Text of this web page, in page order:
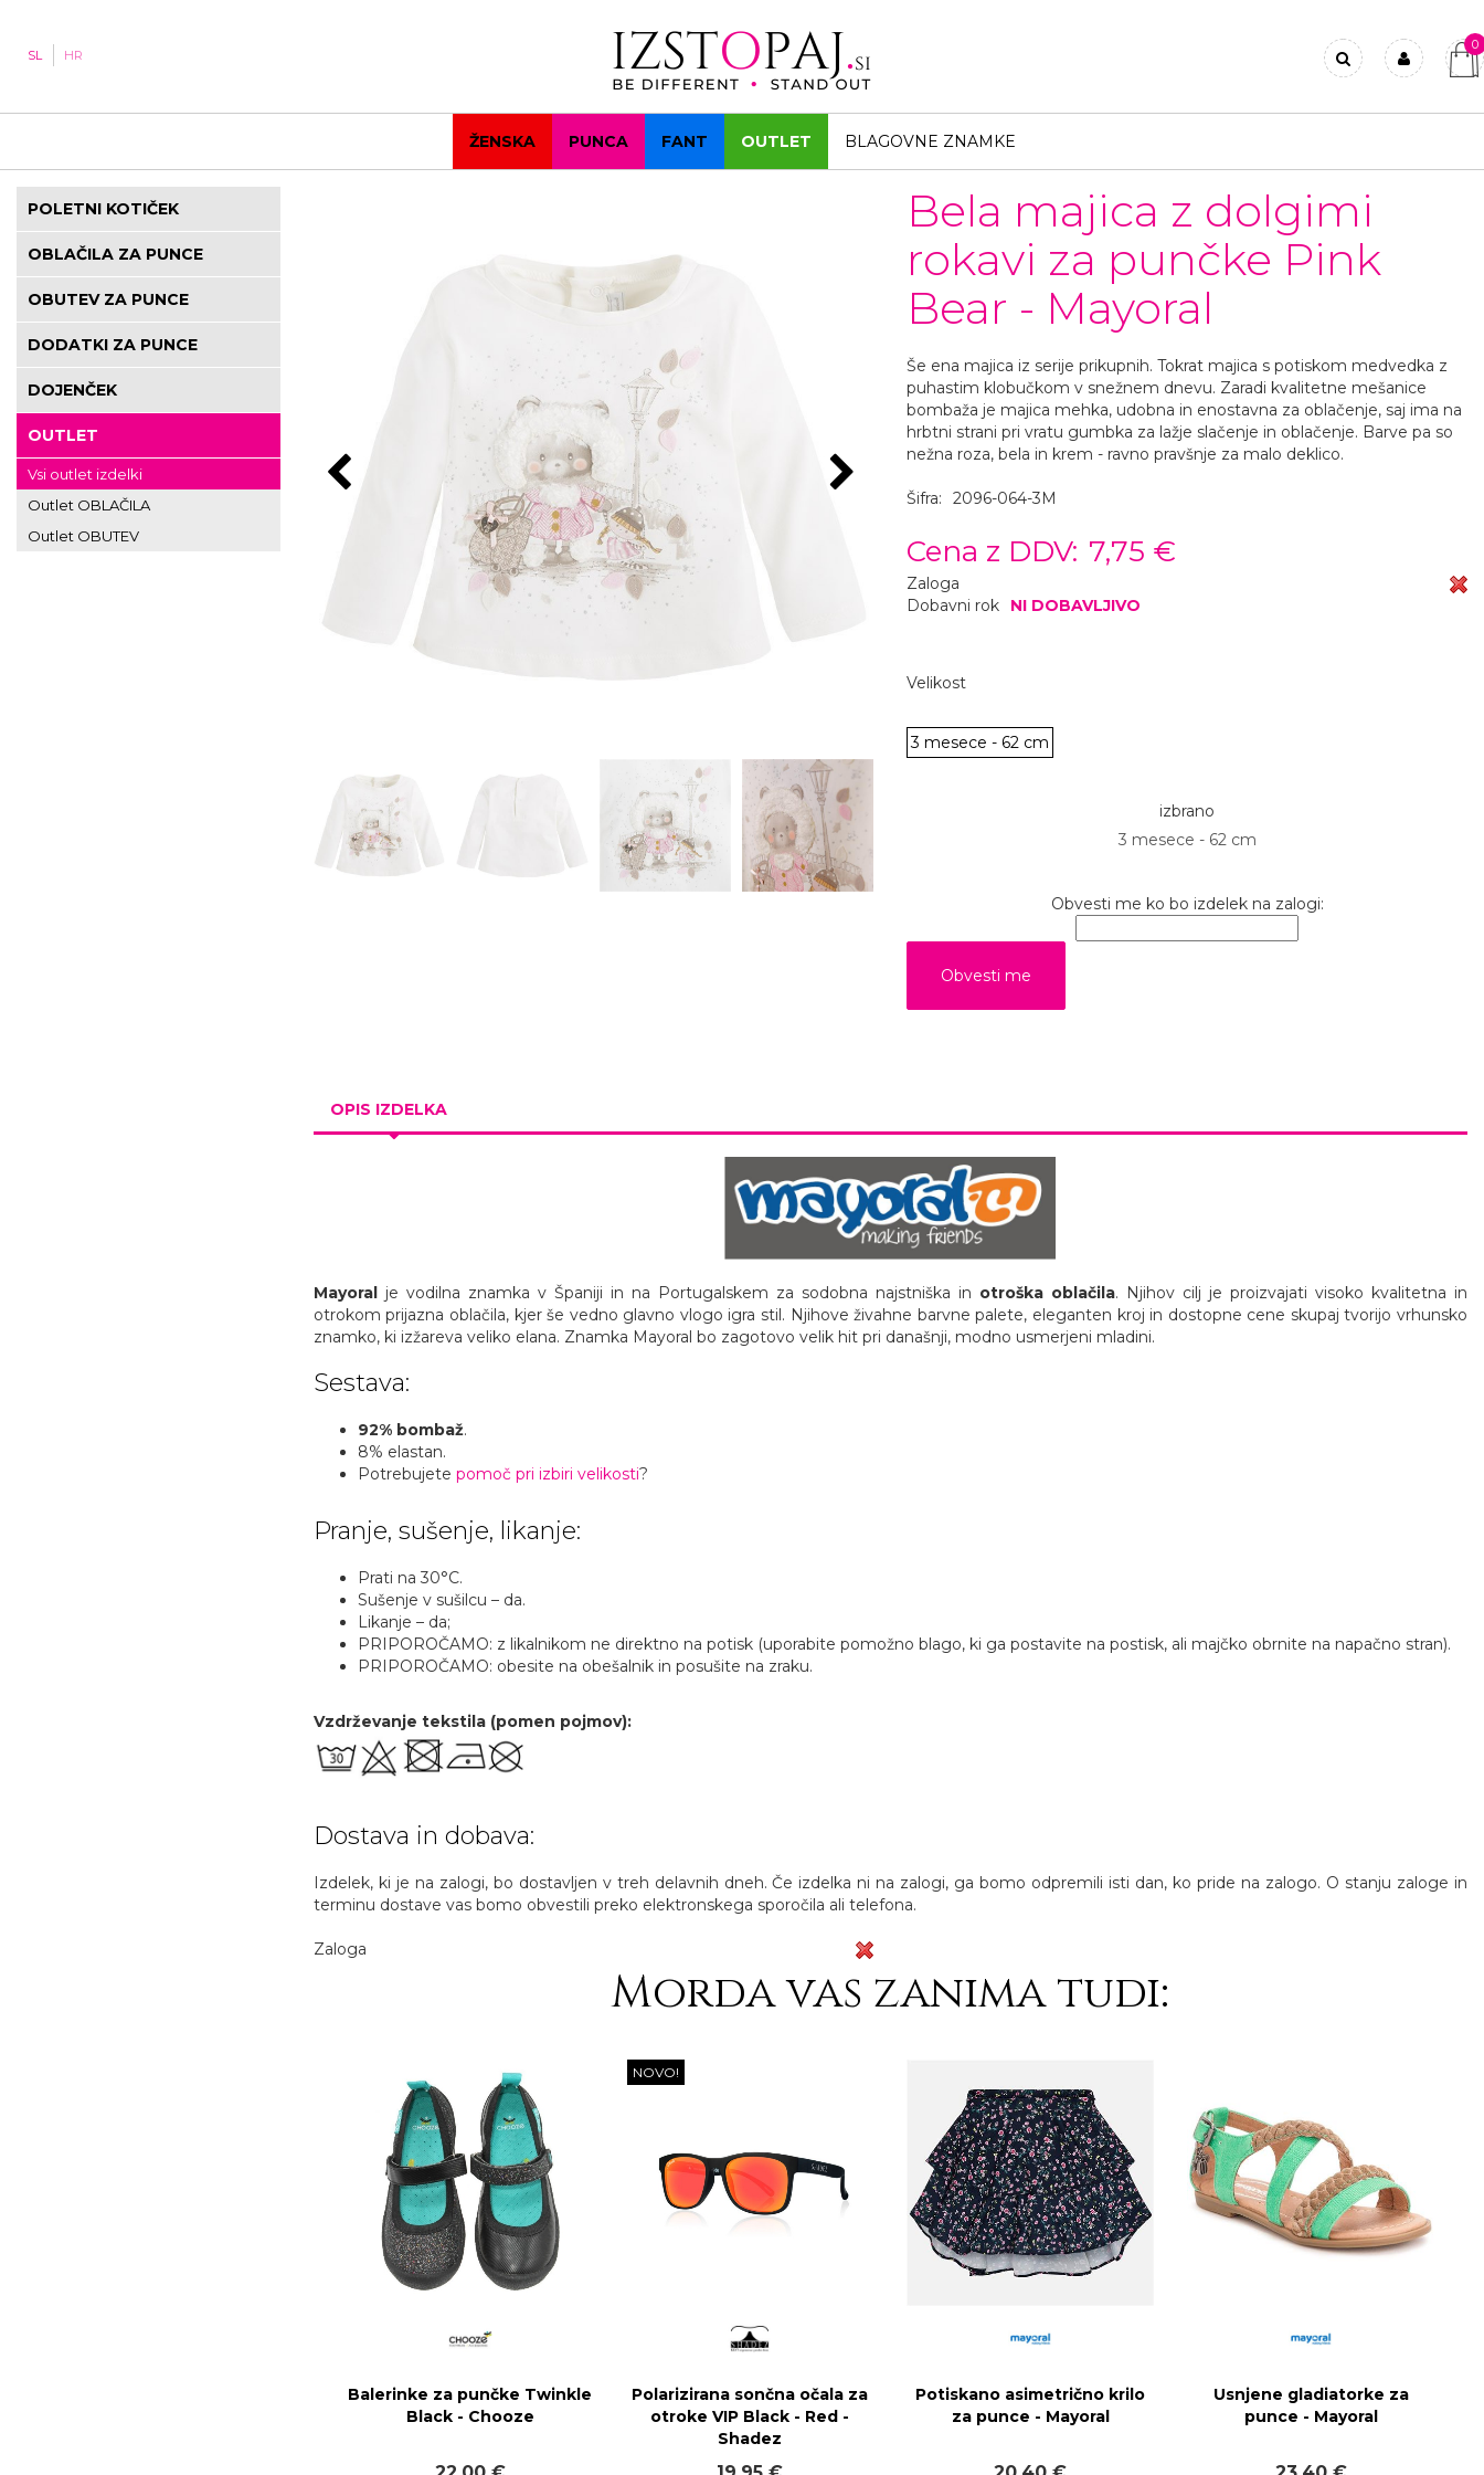
SL HR
0
ŽENSKA PUNCA FANT OUTLET BLAGOVNE ZNAMKE
POLETNI KOTIČEK
OBLAČILA ZA PUNCE
OBUTEV ZA PUNCE
DODATKI ZA PUNCE
DOJENČEK
OUTLET
Vsi outlet izdelki
Outlet OBLAČILA
Outlet OBUTEV
Bela majica z dolgimi
rokavi za punčke Pink
Bear - Mayoral
Še ena majica iz serije prikupnih. Tokrat majica s potiskom medvedka z
puhastim klobučkom v snežnem dnevu. Zaradi kvalitetne mešanice
bombaža je majica mehka, udobna in enostavna za oblačenje, saj ima na
hrbtni strani pri vratu gumbka za lažje slačenje in oblačenje. Barve pa so
nežna roza, bela in krem - ravno pravšnje za malo deklico.
Šifra: 2096-064-3M
Cena z DDV: 7,75 €
Zaloga
Dobavni rok
NI DOBAVLJIVO
Velikost
3 mesece - 62 cm
izbrano
3 mesece - 62 cm
Obvesti me ko bo izdelek na zalogi:
OPIS IZDELKA
Mayoralje vodilna znamka v Španiji in na Portugalskem za sodobna najstniška in otroška oblačila. Njihov cilj je proizvajati visoko kvalitetna in
otrokom prijazna oblačila, kjer še vedno glavno vlogo igra stil. Njihove živahne barvne palete, eleganten kroj in dostopne cene skupaj tvorijo vrhunsko
znamko, ki izžareva veliko elana. Znamka Mayoral bo zagotovo velik hit pri današnji, modno usmerjeni mladini.
Sestava:
92% bombaž.
8% elastan.
Potrebujete pomoč pri izbiri velikosti?
Pranje, sušenje, likanje:
Prati na 30°C.
Sušenje v sušilcu – da.
Likanje – da;
PRIPOROČAMO: z likalnikom ne direktno na potisk (uporabite pomožno blago, ki ga postavite na postisk, ali majčko obrnite na napačno stran).
PRIPOROČAMO: obesite na obešalnik in posušite na zraku.
Vzdrževanje tekstila (pomen pojmov):
Dostava in dobava:
Izdelek, ki je na zalogi, bo dostavljen v treh delavnih dneh. Če izdelka ni na zalogi, ga bomo odpremili isti dan, ko pride na zalogo. O stanju zaloge in
terminu dostave vas bomo obvestili preko elektronskega sporočila ali telefona.
Zaloga
Morda vas zanima tudi:
Balerinke za punčke Twinkle
Black - Chooze
NOVO!
Polarizirana sončna očala za
otroke VIP Black - Red -
Shadez
Potiskano asimetrično krilo
za punce - Mayoral
Usnjene gladiatorke za
punce - Mayoral